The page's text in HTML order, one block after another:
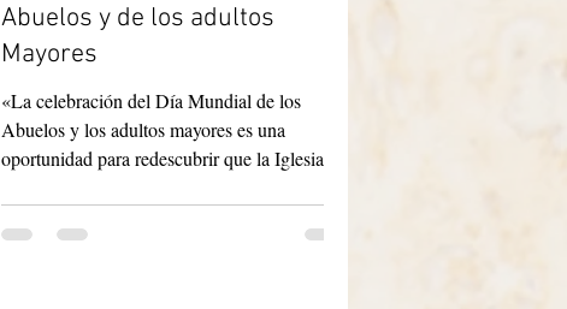
Abuelos y de los adultos
Mayores
«La celebración del Día Mundial de los
Abuelos y los adultos mayores es una
oportunidad para redescubrir que la Iglesia
descubrirse como hijo de Dios. Que este día,